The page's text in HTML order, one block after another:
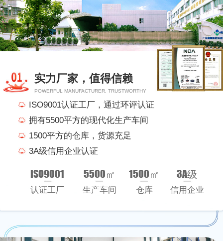
实力厂家，值得信赖
POWERFUL MANUFACTURER, TRUSTWORTHY
ISO9001认证工厂，通过环评认证
拥有5500平方的现代化生产车间
1500平方的仓库，货源充足
3A级信用企业认证
ISO9001
认证工厂
5500㎡
生产车间
1500㎡
仓库
3A级
信用企业